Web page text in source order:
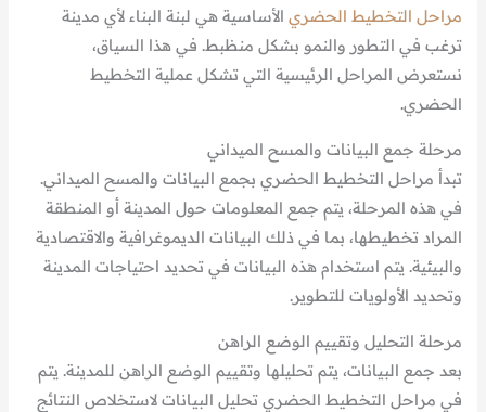
مراحل التخطيط الحضري الأساسية هي لبنة البناء لأي مدينة
ترغب في التطور والنمو بشكل منظبط. في هذا السياق،
نستعرض المراحل الرئيسية التي تشكل عملية التخطيط
الحضري.
مرحلة جمع البيانات والمسح الميداني
تبدأ مراحل التخطيط الحضري بجمع البيانات والمسح الميداني.
في هذه المرحلة، يتم جمع المعلومات حول المدينة أو المنطقة
المراد تخطيطها، بما في ذلك البيانات الديموغرافية والاقتصادية
والبيئية. يتم استخدام هذه البيانات في تحديد احتياجات المدينة
وتحديد الأولويات للتطوير.
مرحلة التحليل وتقييم الوضع الراهن
بعد جمع البيانات، يتم تحليلها وتقييم الوضع الراهن للمدينة. يتم
في مراحل التخطيط الحضري تحليل البيانات لاستخلاص النتائج